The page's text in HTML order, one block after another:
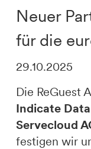
DE IT
Neuer
für die
29.10.2025
Die ReGuest
Indicate Data
Servecloud
festigen wir